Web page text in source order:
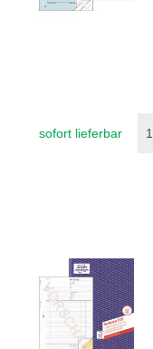
sofort lieferbar